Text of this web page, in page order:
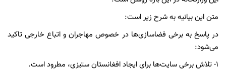
متن این بیانیه به شرح زیر است:
در پاسخ به برخی فضاسازی‌ها در خصوص مهاجران و اتباع خارجی تاکید
می‌شود:
۱- تلاش برخی سایت‌ها برای ایجاد افغانستان ستیزی، مطرود است.